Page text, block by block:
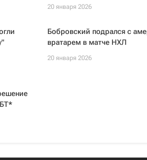
20 января 2026
Бобровский подрался с
вратарем в матче НХЛ
20 января 2026